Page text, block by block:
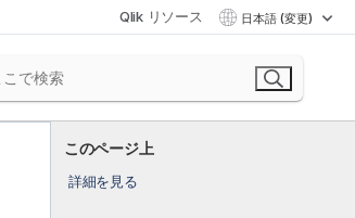
Qlik リソース 日本語 (変更)
このページ上
詳細を見る